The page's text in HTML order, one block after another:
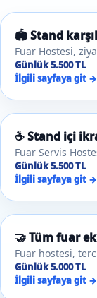
🏟️ Stand
Fuar Hostesi,
Günlük 5.500 TL
İlgili sayfaya git →
☕ Stand içi
Fuar Servis
Günlük 5.500 TL
İlgili sayfaya git →
🤝 Tüm fuar
Fuar hostesi,
Günlük 5.000 TL
İlgili sayfaya git →